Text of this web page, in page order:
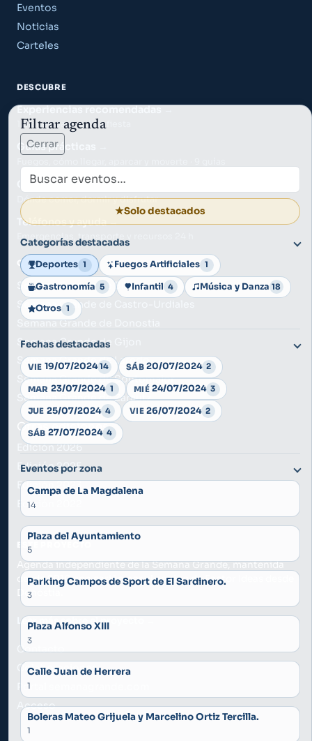
Filtrar agenda
Cerrar
Búsqueda
★Solo destacados
Categorías destacadas
Deportes 1 Fuegos Artificiales 1
Gastronomía 5 Infantil 4 Música y Danza 18
Otros 1
Fechas destacadas
VIE 19/07/2024 14 SÁB20/07/2024 2
MAR 23/07/2024 1 MIÉ24/07/2024 3
JUE 25/07/2024 4 VIE26/07/2024 2
SÁB 27/07/2024 4
Eventos por zona
Campa de La Magdalena
14
Plaza del Ayuntamiento
5
Parking Campos de Sport de El Sardinero.
3
Plaza Alfonso XIII
3
Calle Juan de Herrera
1
Boleras Mateo Grijuela y Marcelino Ortiz Tercilla.
1
Eventos
Noticias
Carteles
DESCUBRE
Experiencias recomendadas
1 planes para vivir la fiesta
Guías prácticas
Guía de negocios
Dónde comer, dormir y disfrutar
Teléfonos y ayuda
Emergencias, transporte y recursos 24 h
OTRAS CIUDADES
Semana Grande de Bilbao
Semana Grande de Castro-Urdiales
Semana Grande de Donostia
Semana Grande de Gijon
Semana Grande de Laredo
Semana Grande de Soutomaior
Semana Grande de Zarautz
Otras ediciones
Edición 2026
Edición 2025
Edición 2023
Edición 2022
ESTE PROYECTO
Agenda independiente de la Semana Grande, mantenida
desde 2010 con cariño por el equipo de Factor Ideas desde
Donostia.
Leer más sobre el proyecto →
Contacto
Colaboraciones
Portal semanagrande.com
Acceso
Guía Semana Grande